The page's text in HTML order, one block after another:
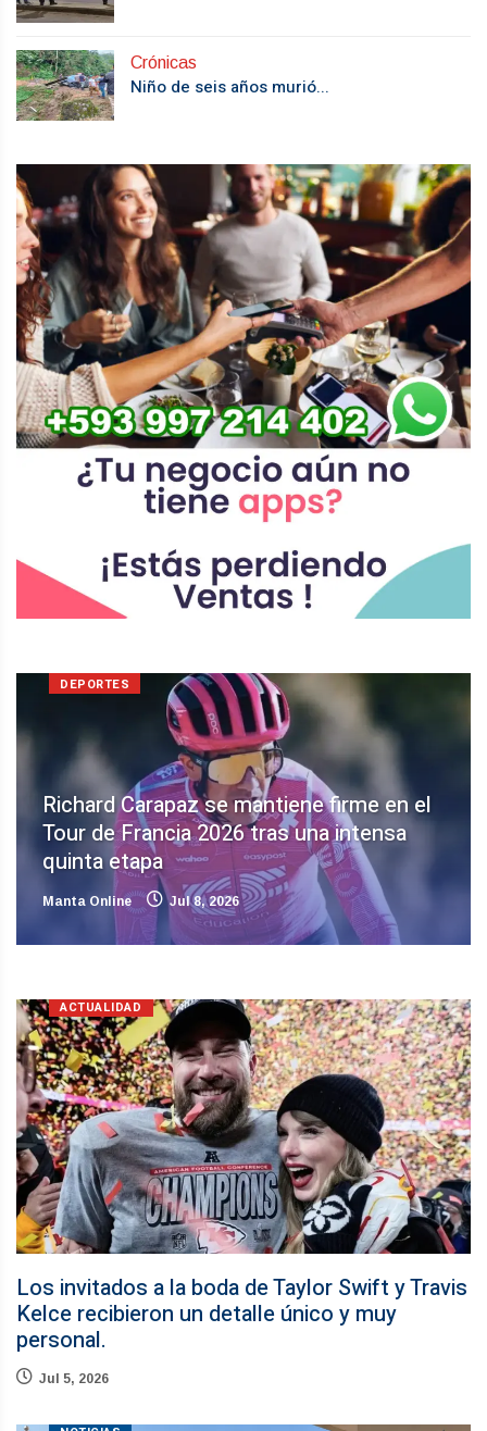
Crónicas
Niño de seis años murió...
DEPORTES
Richard Carapaz se mantiene firme en el
Tour de Francia 2026 tras una intensa
quinta etapa
Manta Online Jul 8, 2026
ACTUALIDAD
Los invitados a la boda de Taylor Swift y Travis
Kelce recibieron un detalle único y muy
personal.
Jul 5, 2026